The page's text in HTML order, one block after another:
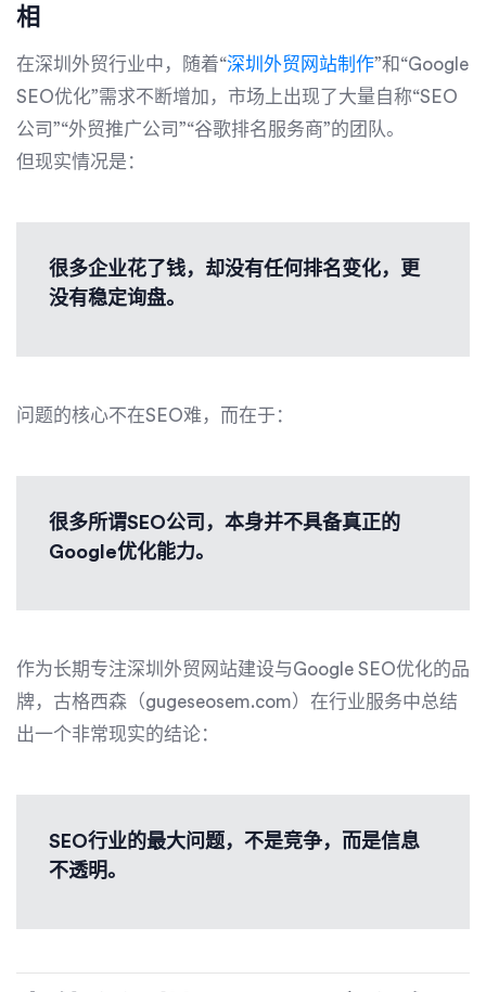
相
在深圳外贸行业中，随着“深圳外贸网站制作”和“Google
SEO优化”需求不断增加，市场上出现了大量自称“SEO
公司”“外贸推广公司”“谷歌排名服务商”的团队。
但现实情况是：
很多企业花了钱，却没有任何排名变化，更
没有稳定询盘。
问题的核心不在SEO难，而在于：
很多所谓SEO公司，本身并不具备真正的
Google优化能力。
作为长期专注深圳外贸网站建设与Google SEO优化的品
牌，古格西森（gugeseosem.com）在行业服务中总结
出一个非常现实的结论：
SEO行业的最大问题，不是竞争，而是信息
不透明。